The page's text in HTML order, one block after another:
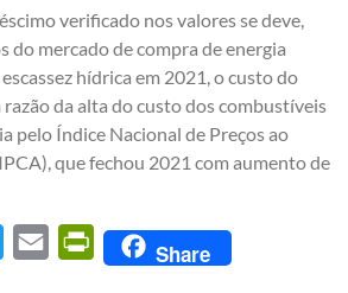
verificado nos valores se deve,
do mercado de compra de energia
hídrica em 2021, o custo do
da alta do custo dos combustíveis
pelo Índice Nacional de Preços ao
que fechou 2021 com aumento de
Twitter Email PrintFriendly
Share